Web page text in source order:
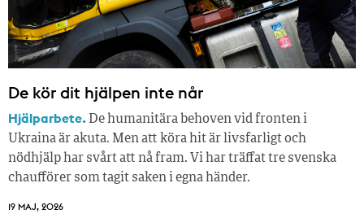
De kör dit hjälpen inte når
Hjälparbete. De humanitära behoven vid fronten i
Ukraina är akuta. Men att köra hit är livsfarligt och
nödhjälp har svårt att nå fram. Vi har träffat tre svenska
chaufförer som tagit saken i egna händer.
19 MAJ, 2026